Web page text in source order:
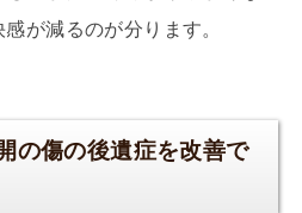
が減るのが分ります。
の傷の後遺症を改善で